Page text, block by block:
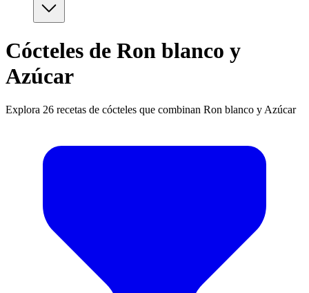
Cócteles de Ron blanco y
Azúcar
Explora 26 recetas de cócteles que combinan Ron blanco y Azúcar